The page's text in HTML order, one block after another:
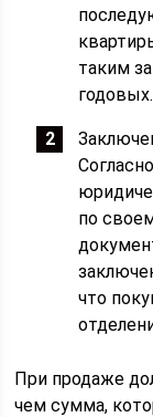
таким
годовых.
по
что
При продаже
чем сумма,